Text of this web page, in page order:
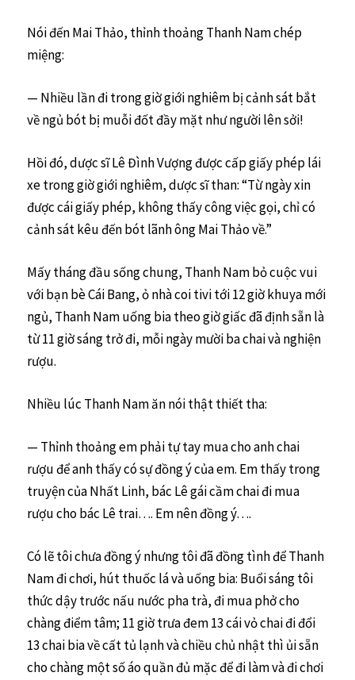
Nói đến Mai Thảo, thỉnh thoảng Thanh Nam chép
miệng:
— Nhiều lần đi trong giờ giới nghiêm bị cảnh sát bắt
về ngủ bót bị muỗi đốt đầy mặt như người lên sởi!
Hồi đó, dược sĩ Lê Đình Vượng được cấp giấy phép lái
xe trong giờ giới nghiêm, dược sĩ than: “Từ ngày xin
được cái giấy phép, không thấy công việc gọi, chỉ có
cảnh sát kêu đến bót lãnh ông Mai Thảo về.”
Mấy tháng đầu sống chung, Thanh Nam bỏ cuộc vui
với bạn bè Cái Bang, ỏ nhà coi tivi tới 12 giờ khuya mới
ngủ, Thanh Nam uống bia theo giờ giấc đã định sẵn là
từ 11 giờ sáng trở đi, mỗi ngày mười ba chai và nghiện
rượu.
Nhiều lúc Thanh Nam ăn nói thật thiết tha:
— Thỉnh thoảng em phải tự tay mua cho anh chai
rượu để anh thấy có sự đồng ý của em. Em thấy trong
truyện của Nhất Linh, bác Lê gái cầm chai đi mua
rượu cho bác Lê trai…. Em nên đồng ý….
Có lẽ tôi chưa đồng ý nhưng tôi đã đồng tình để Thanh
Nam đi chơi, hút thuốc lá và uống bia: Buổi sáng tôi
thức dậy trước nấu nước pha trà, đi mua phở cho
chàng điểm tâm; 11 giờ trưa đem 13 cái vỏ chai đi đổi
13 chai bia về cất tủ lạnh và chiều chủ nhật thì ủi sẵn
cho chàng một số áo quần đủ mặc để đi làm và đi chơi